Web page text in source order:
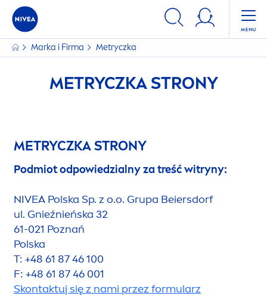
Marka i Firma Metryczka
METRYCZKA STRONY
METRYCZKA STRONY
Podmiot odpowiedzialny za treść witryny:
NIVEA Polska Sp. z o.o. Grupa Beiersdorf
ul. Gnieźnieńska 32
61-021 Poznań
Polska
T: +48 61 87 46 100
F: +48 61 87 46 001
Skontaktuj się z nami przez formularz